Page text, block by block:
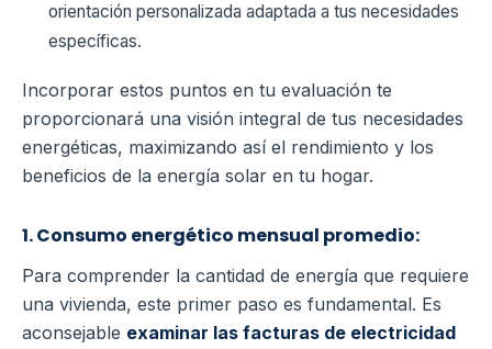
orientación personalizada adaptada a tus necesidades
específicas.
Incorporar estos puntos en tu evaluación te
proporcionará una visión integral de tus necesidades
energéticas, maximizando así el rendimiento y los
beneficios de la energía solar en tu hogar.
1. Consumo energético mensual promedio:
Para comprender la cantidad de energía que requiere
una vivienda, este primer paso es fundamental. Es
aconsejable examinar las facturas de electricidad